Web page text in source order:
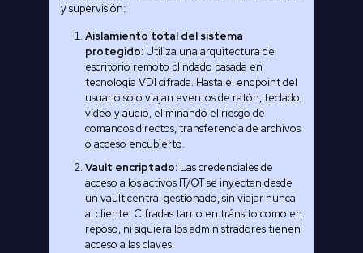
y supervisión:
Aislamiento total del sistema
protegido: Utiliza una arquitectura de
escritorio remoto blindado basada en
tecnología VDI cifrada. Hasta el endpoint del
usuario solo viajan eventos de ratón, teclado,
vídeo y audio, eliminando el riesgo de
comandos directos, transferencia de archivos
o acceso encubierto.
Vault encriptado: Las credenciales de
acceso a los activos IT/OT se inyectan desde
un vault central gestionado, sin viajar nunca
al cliente. Cifradas tanto en tránsito como en
reposo, ni siquiera los administradores tienen
acceso a las claves.